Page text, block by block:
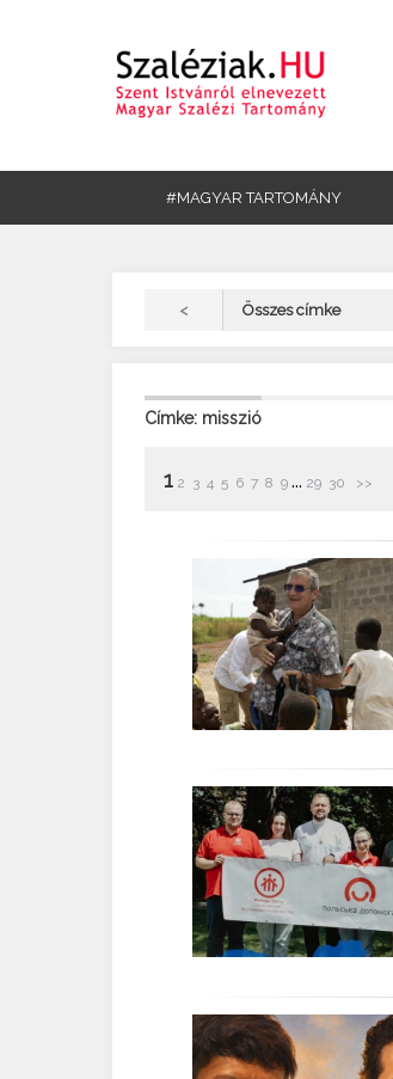
#MAGYAR TARTOMÁNY
< Összes címke
Címke: misszió
1 2 3 4 5 6 7 8 9 ... 29 30 >>